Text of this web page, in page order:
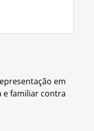
em
e familiar contra